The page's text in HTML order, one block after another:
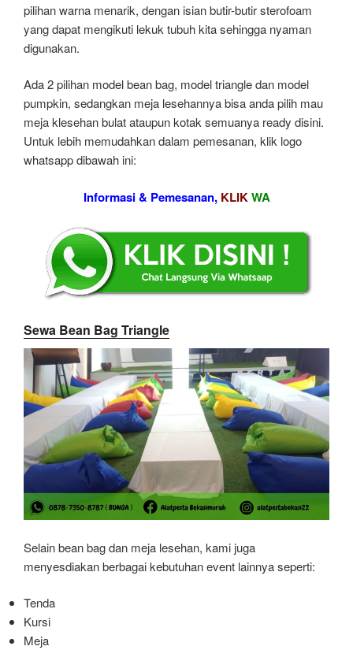
pilihan warna menarik, dengan isian butir-butir sterofoam
yang dapat mengikuti lekuk tubuh kita sehingga nyaman
digunakan.
Ada 2 pilihan model bean bag, model triangle dan model
pumpkin, sedangkan meja lesehannya bisa anda pilih mau
meja klesehan bulat ataupun kotak semuanya ready disini.
Untuk lebih memudahkan dalam pemesanan, klik logo
whatsapp dibawah ini:
Informasi & Pemesanan, KLIK WA
Sewa Bean Bag Triangle
Selain bean bag dan meja lesehan, kami juga
menyesdiakan berbagai kebutuhan event lainnya seperti:
Tenda
Kursi
Meja